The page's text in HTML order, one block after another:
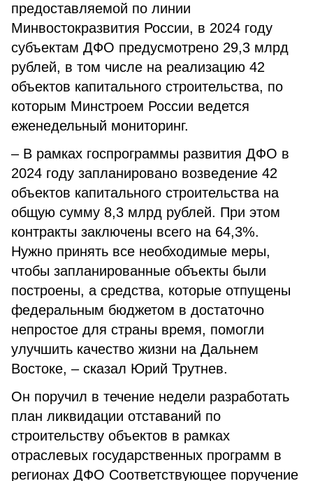
предоставляемой по линии
Минвостокразвития России, в 2024 году
субъектам ДФО предусмотрено 29,3 млрд
рублей, в том числе на реализацию 42
объектов капитального строительства, по
которым Минстроем России ведется
еженедельный мониторинг.
– В рамках госпрограммы развития ДФО в
2024 году запланировано возведение 42
объектов капитального строительства на
общую сумму 8,3 млрд рублей. При этом
контракты заключены всего на 64,3%.
Нужно принять все необходимые меры,
чтобы запланированные объекты были
построены, а средства, которые отпущены
федеральным бюджетом в достаточно
непростое для страны время, помогли
улучшить качество жизни на Дальнем
Востоке, – сказал Юрий Трутнев.
Он поручил в течение недели разработать
план ликвидации отставаний по
строительству объектов в рамках
отраслевых государственных программ в
регионах ДФО Соответствующее поручение